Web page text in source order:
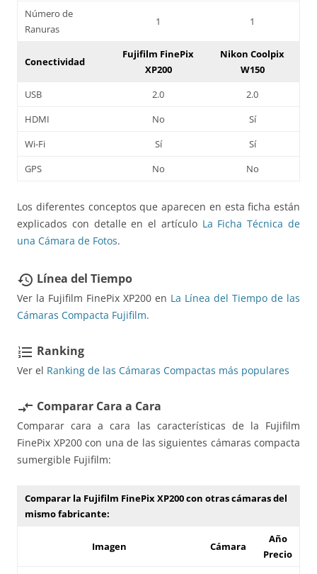
Número de
Ranuras
1 1
Conectividad
Fujifilm FinePix
XP200
Nikon Coolpix
W150
USB
2.0
2.0
HDMI
No
Sí
Wi-Fi
Sí
Sí
GPS
No No
Los diferentes conceptos que aparecen en esta ficha están
explicados con detalle en el artículo La Ficha Técnica de
una Cámara de Fotos.
restore Línea del Tiempo
Ver la Fujifilm FinePix XP200 en La Línea del Tiempo de las
Cámaras Compacta Fujifilm.
format_list_numbered Ranking
Ver el Ranking de las Cámaras Compactas más populares
compare_arrows Comparar Cara a Cara
Comparar cara a cara las características de la Fujifilm
FinePix XP200 con una de las siguientes cámaras compacta
sumergible Fujifilm:
Comparar la Fujifilm FinePix XP200 con otras cámaras del
mismo fabricante:
Imagen Cámara
Año
Precio